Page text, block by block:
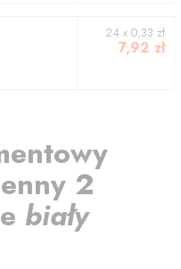
24 x 0,33 zł
7,92 zł
2
biały